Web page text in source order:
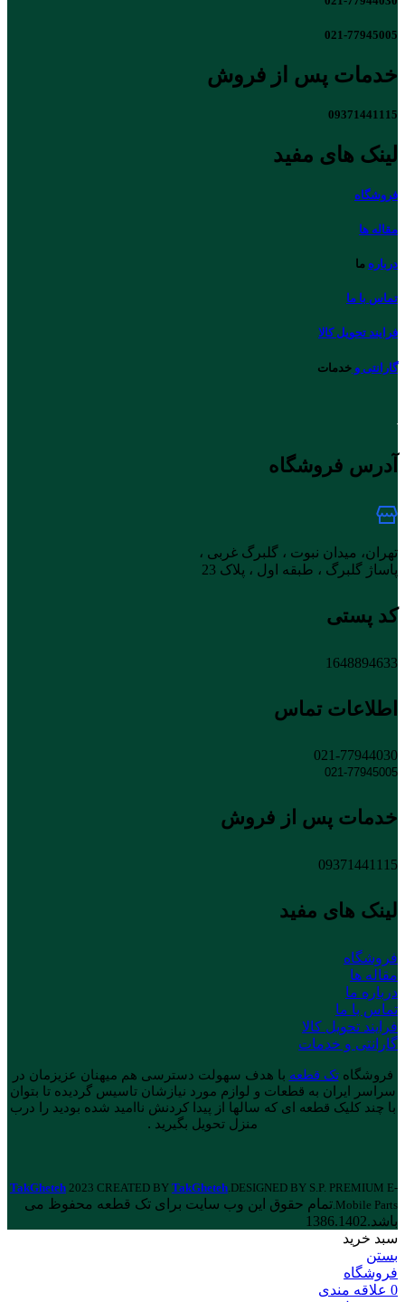
021-77945005
خدمات پس از فروش
09371441115
لینک های مفید
فروشگاه
مقاله ها
درباره ما
تماس با ما
فرایند تحویل کالا
گارانتی و خدمات
آدرس فروشگاه
تهران، میدان نبوت ، گلبرگ غربی ،
پاساژ گلبرگ ، طبقه اول ، پلاک 23
کد پستی
1648894633
اطلاعات تماس
021-77944030
021-77945005
خدمات پس از فروش
09371441115
لینک های مفید
فروشگاه
مقاله ها
درباره ما
تماس با ما
فرایند تحویل کالا
گارانتی و خدمات
فروشگاهتک قطعه با هدف سهولت دسترسی هم میهنان عزیزمان در
سراسر ایران به قطعات و لوازم مورد نیازشان تاسیس گردیده تا بتوان
با چند کلیک قطعه ای که سالها از پیدا کردنش ناامید شده بودید را درب
منزل تحویل بگیرید .
TakGheteh 2023 CREATED BY TakGheteh.DESIGNED BY S.P. PREMIUM E-
Mobile Parts. تمام حقوق این وب سایت برای تک قطعه محفوظ می
باشد.1386.1402
سبد خرید
بستن
فروشگاه
0 علاقه مندی